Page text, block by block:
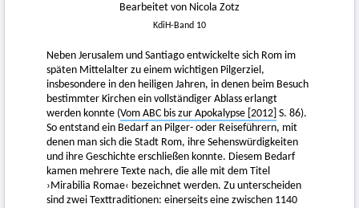
Bearbeitet von Nicola Zotz
KdiH-Band 10
Neben Jerusalem und Santiago entwickelte sich Rom im
späten Mittelalter zu einem wichtigen Pilgerziel,
insbesondere in den heiligen Jahren, in denen beim Besuch
bestimmter Kirchen ein vollständiger Ablass erlangt
werden konnte (Vom ABC bis zur Apokalypse [2012] S. 86).
So entstand ein Bedarf an Pilger- oder Reiseführern, mit
denen man sich die Stadt Rom, ihre Sehenswürdigkeiten
und ihre Geschichte erschließen konnte. Diesem Bedarf
kamen mehrere Texte nach, die alle mit dem Titel
›Mirabilia Romae‹ bezeichnet werden. Zu unterscheiden
sind zwei Texttraditionen: einerseits eine zwischen 1140